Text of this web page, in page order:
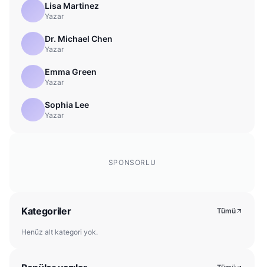
Lisa Martinez
Yazar
Dr. Michael Chen
Yazar
Emma Green
Yazar
Sophia Lee
Yazar
SPONSORLU
Kategoriler Tümü
Henüz alt kategori yok.